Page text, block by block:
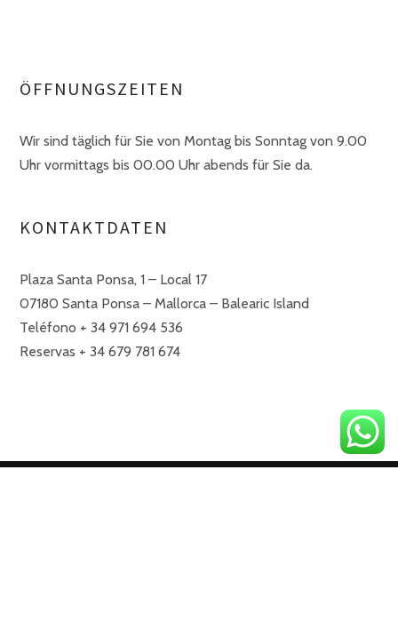
ÖFFNUNGSZEITEN
Wir sind täglich für Sie von Montag bis Sonntag von 9.00
Uhr vormittags bis 00.00 Uhr abends für Sie da.
KONTAKTDATEN
Plaza Santa Ponsa, 1 – Local 17
07180 Santa Ponsa – Mallorca – Balearic Island
Teléfono + 34 971 694 536
Reservas + 34 679 781 674